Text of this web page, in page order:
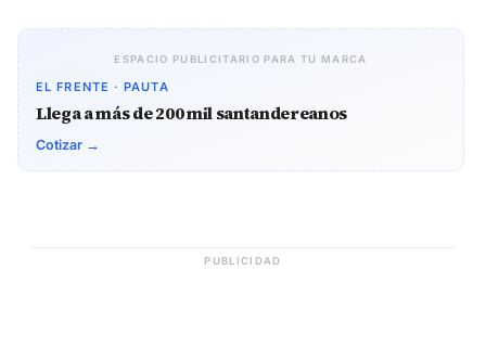
ESPACIO PUBLICITARIO PARA TU MARCA
EL FRENTE · PAUTA
Llega a más de 200 mil santandereanos
Cotizar →
PUBLICIDAD